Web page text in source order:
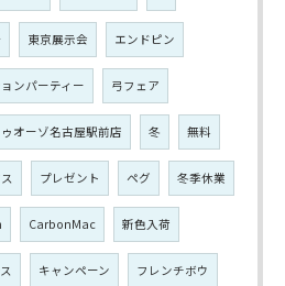
東京展示会 エンドピン
ンパーティー 弓フェア
オーゾ名古屋駅前店 冬 無料
プレゼント ペグ 冬季休業
CarbonMac 新色入荷
キャンペーン フレンチボウ